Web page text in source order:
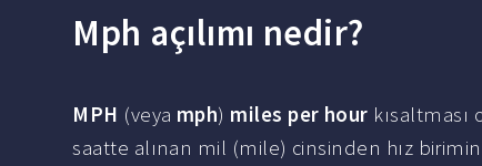
Mph açılımı nedir?
MPH (veya mph) miles per hour kısaltması
saatte alınan mil (mile) cinsinden hız